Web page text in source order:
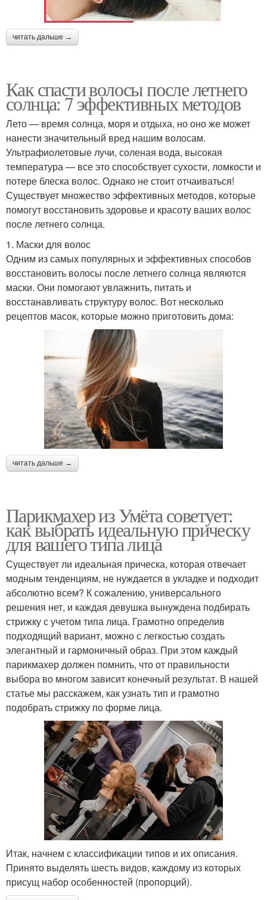
читать дальше →
Как спасти волосы после летнего
солнца: 7 эффективных методов
Лето — время солнца, моря и отдыха, но оно же может
нанести значительный вред нашим волосам.
Ультрафиолетовые лучи, соленая вода, высокая
температура — все это способствует сухости, ломкости и
потере блеска волос. Однако не стоит отчаиваться!
Существует множество эффективных методов, которые
помогут восстановить здоровье и красоту ваших волос
после летнего солнца.
1. Маски для волос
Одним из самых популярных и эффективных способов
восстановить волосы после летнего солнца являются
маски. Они помогают увлажнить, питать и
восстанавливать структуру волос. Вот несколько
рецептов масок, которые можно приготовить дома:
читать дальше →
Парикмахер из Умёта советует:
как выбрать идеальную прическу
для вашего типа лица
Существует ли идеальная прическа, которая отвечает
модным тенденциям, не нуждается в укладке и подходит
абсолютно всем? К сожалению, универсального
решения нет, и каждая девушка вынуждена подбирать
стрижку с учетом типа лица. Грамотно определив
подходящий вариант, можно с легкостью создать
элегантный и гармоничный образ. При этом каждый
парикмахер должен помнить, что от правильности
выбора во многом зависит конечный результат. В нашей
статье мы расскажем, как узнать тип и грамотно
подобрать стрижку по форме лица.
Итак, начнем с классификации типов и их описания.
Принято выделять шесть видов, каждому из которых
присущ набор особенностей (пропорций).